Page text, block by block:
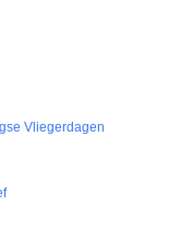
Vliegerdagen